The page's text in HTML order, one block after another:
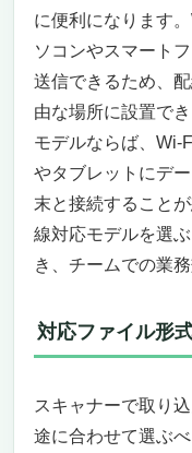
に便利になります
ソコンやスマート
送信できるため、
由な場所に設置で
モデルならば、Wi-
やタブレットにデ
末と接続すること
線対応モデルを選
き、チームでの業
対応ファイル形
スキャナーで取り
途に合わせて選ぶ